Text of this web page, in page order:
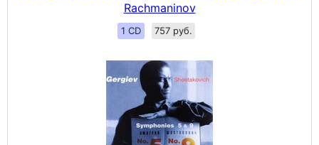
Rachmaninov
1 CD 757 руб.